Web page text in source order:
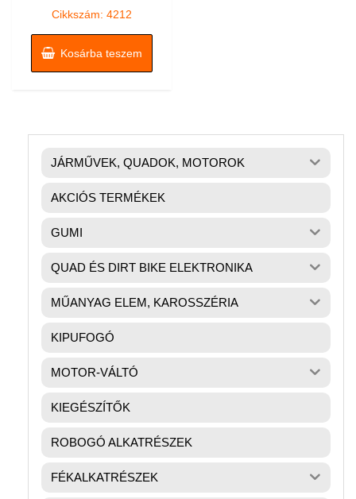
Cikkszám: 4212
Kosárba teszem
JÁRMŰVEK, QUADOK, MOTOROK
AKCIÓS TERMÉKEK
GUMI
QUAD ÉS DIRT BIKE ELEKTRONIKA
MŰANYAG ELEM, KAROSSZÉRIA
KIPUFOGÓ
MOTOR-VÁLTÓ
KIEGÉSZÍTŐK
ROBOGÓ ALKATRÉSZEK
FÉKALKATRÉSZEK